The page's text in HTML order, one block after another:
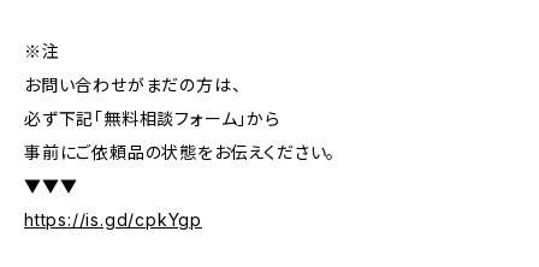
※注
お問い合わせがまだの方は、
必ず下記「無料相談フォーム」から
事前にご依頼品の状態をお伝えください。
▼▼▼
https://is.gd/cpkYgp